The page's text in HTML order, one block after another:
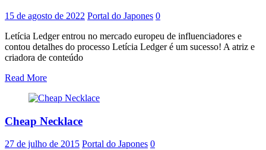
15 de agosto de 2022 Portal do Japones 0
Letícia Ledger entrou no mercado europeu de influenciadores e
contou detalhes do processo Letícia Ledger é um sucesso! A atriz e
criadora de conteúdo
Read More
Cheap Necklace
27 de julho de 2015 Portal do Japones 0